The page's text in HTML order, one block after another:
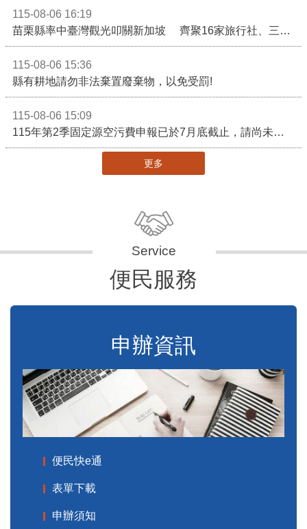
115-08-06 16:19
苗栗縣率中臺灣觀光叩關新加坡 齊聚16家旅行社、三大航空 NATAS旅展開賣主題遊程
115-08-06 15:36
縣有耕地請勿非法棄置廢棄物，以免受罰!
115-08-06 15:09
115年第2季固定源空污費申報已於7月底截止，請尚未申報公私場所儘速完成申繳，以免面臨滯納金及罰鍰!
更多
便民服務
申辦資訊
便民快e通
表單下載
申辦須知